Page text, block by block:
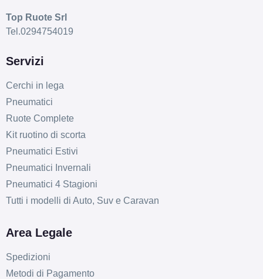
Top Ruote Srl
Tel.0294754019
Servizi
Cerchi in lega
Pneumatici
Ruote Complete
Kit ruotino di scorta
Pneumatici Estivi
Pneumatici Invernali
Pneumatici 4 Stagioni
Tutti i modelli di Auto, Suv e Caravan
Area Legale
Spedizioni
Metodi di Pagamento